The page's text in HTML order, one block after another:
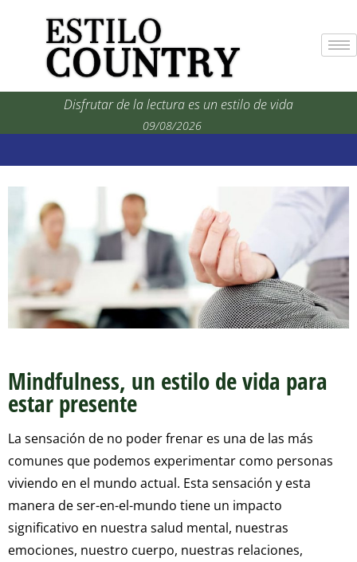
Disfrutar de la lectura es un estilo de vida
09/08/2026
Mindfulness, un estilo de vida para
estar presente
La sensación de no poder frenar es una de las más
comunes que podemos experimentar como personas
viviendo en el mundo actual. Esta sensación y esta
manera de ser-en-el-mundo tiene un impacto
significativo en nuestra salud mental, nuestras
emociones, nuestro cuerpo, nuestras relaciones,